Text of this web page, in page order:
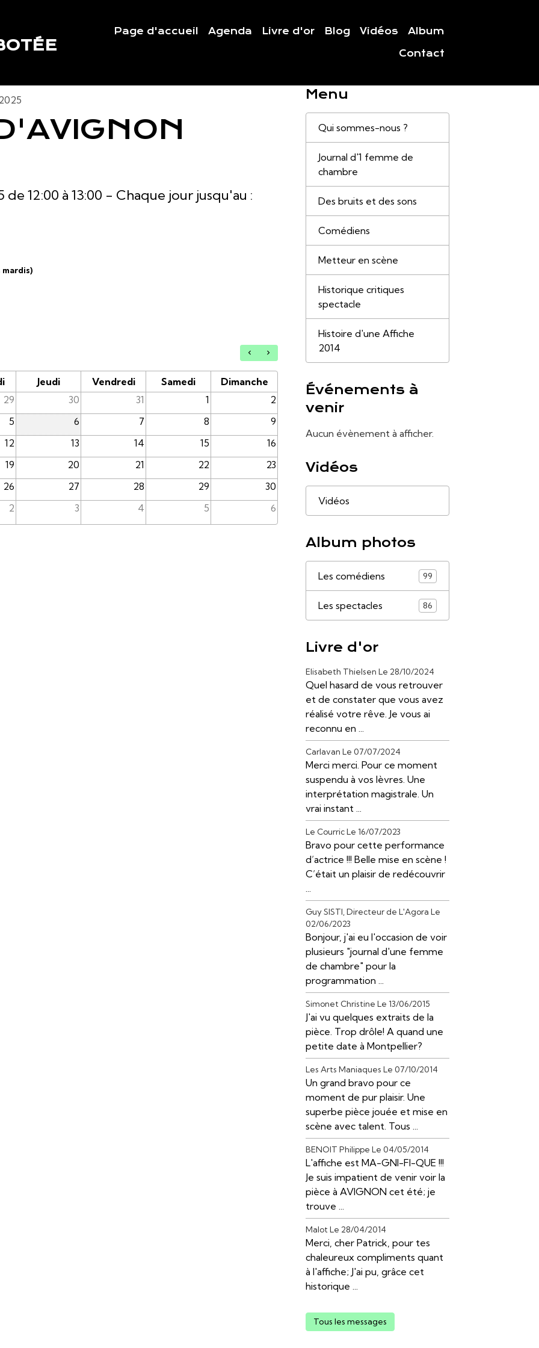
Page d'accueil Agenda Livre d'or Blog Vidéos Album
Contact
de 12:00 à 13:00 - Chaque jour jusqu'au :
mardis)
Jeudi Vendredi Samedi
Dimanche
29 30 31 1
2
5 6 7 8
9
12 13 14 15
16
19 20 21 22
23
26 27 28 29
30
2 3 4 5 6
Menu
Qui sommes-nous ?
Journal d'1 femme de
chambre
Des bruits et des sons
Comédiens
Metteur en scène
Historique critiques
spectacle
Histoire d'une Affiche
2014
Événements à
venir
Aucun évènement à afficher.
Vidéos
Vidéos
Album photos
Les comédiens 99
Les spectacles 86
Livre d'or
Elisabeth Thielsen Le 28/10/2024
Quel hasard de vous retrouver
et de constater que vous avez
réalisé votre rêve. Je vous ai
reconnu en ...
Carlavan Le 07/07/2024
Merci merci. Pour ce moment
suspendu à vos lèvres. Une
interprétation magistrale. Un
vrai instant ...
Le Courric Le 16/07/2023
Bravo pour cette performance
d’actrice !!! Belle mise en scène !
C’était un plaisir de redécouvrir
...
Guy SISTI, Directeur de L'Agora Le
02/06/2023
Bonjour, j'ai eu l'occasion de voir
plusieurs "journal d'une femme
de chambre" pour la
programmation ...
Simonet Christine Le 13/06/2015
J'ai vu quelques extraits de la
pièce. Trop drôle! A quand une
petite date à Montpellier?
Les Arts Maniaques Le 07/10/2014
Un grand bravo pour ce
moment de pur plaisir. Une
superbe pièce jouée et mise en
scène avec talent. Tous ...
BENOIT Philippe Le 04/05/2014
L'affiche est MA-GNI-FI-QUE !!!
Je suis impatient de venir voir la
pièce à AVIGNON cet été; je
trouve ...
Malot Le 28/04/2014
Merci, cher Patrick, pour tes
chaleureux compliments quant
à l'affiche; J'ai pu, grâce cet
historique ...
Tous les messages